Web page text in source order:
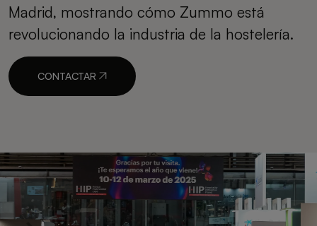
Madrid, mostrando cómo Zummo está
revolucionando la industria de la hostelería.
CONTACTAR